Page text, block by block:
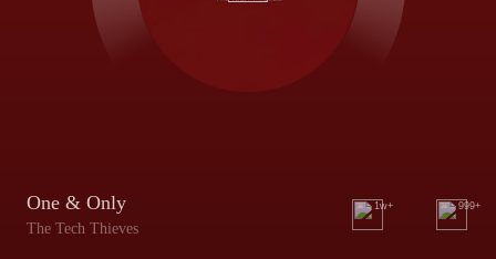
One & Only
The Tech Thieves
1w+ 999+